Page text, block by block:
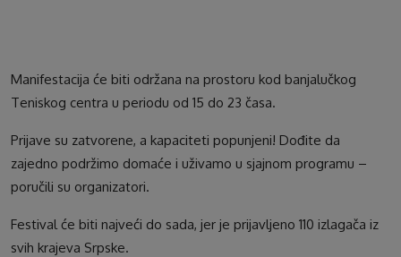
Manifestacija će biti održana na prostoru kod banjalučkog
Teniskog centra u periodu od 15 do 23 časa.
Prijave su zatvorene, a kapaciteti popunjeni! Dođite da
zajedno podržimo domaće i uživamo u sjajnom programu –
poručili su organizatori.
Festival će biti najveći do sada, jer je prijavljeno 110 izlagača iz
svih krajeva Srpske.